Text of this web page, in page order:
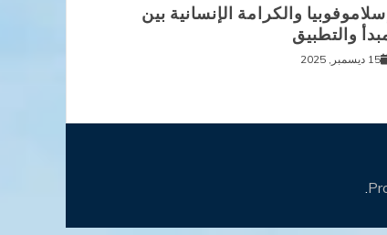
والكرامة الإنسانية بين
والتطبيق
15 ديسمبر, 2025
.